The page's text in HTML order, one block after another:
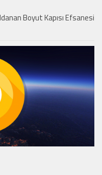
Boyut Kapısı Efsanesi